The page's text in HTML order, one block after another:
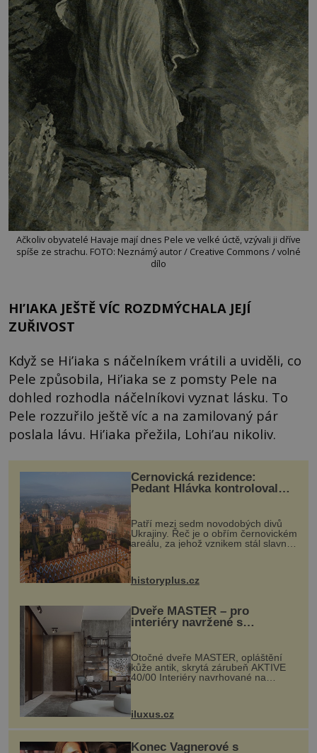
Ačkoliv obyvatelé Havaje mají dnes Pele ve velké úctě, vzývali ji dříve
spíše ze strachu. FOTO: Neznámý autor / Creative Commons / volné
dílo
HI’IAKA JEŠTĚ VÍC ROZDMÝCHALA JEJÍ
ZUŘIVOST
Když se Hi’iaka s náčelníkem vrátili a uviděli, co
Pele způsobila, Hi’iaka se z pomsty Pele na
dohled rozhodla náčelníkovi vyznat lásku. To
Pele rozzuřilo ještě víc a na zamilovaný pár
poslala lávu. Hi’iaka přežila, Lohi’au nikoliv.
Černovická rezidence:
Pedant Hlávka kontroloval
Patří mezi sedm novodobých divů
Ukrajiny. Řeč je o obřím černovickém
areálu, za jehož vznikem stál slavný
český architekt Josef Hlávka. Ten si
na něm dal mimořádně záležet. Jeho
stavební plány by při ...
historyplus.cz
Dveře MASTER – pro
interiéry navržené s
rozumem i vášní!
Otočné dveře MASTER, opláštění
kůže antik, skrytá zárubeň AKTIVE
40/00 Interiéry navrhované na
zakázku často vyžadují atypické
rozměry nejen nábytku, ale i
dnes umož...
iluxus.cz
Konec Vagnerové s